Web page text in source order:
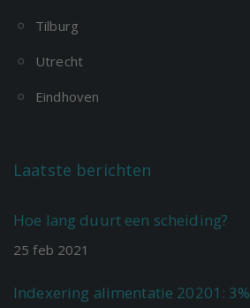
Tilburg
Utrecht
Eindhoven
Laatste berichten
Hoe lang duurt een scheiding?
25 feb 2021
Indexering alimentatie 20201: 3%